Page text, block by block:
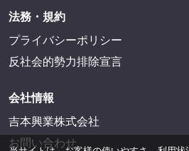
法務・規約
プライバシーポリシー
反社会的勢力排除宣言
会社情報
吉本興業株式会社
お問い合わせ